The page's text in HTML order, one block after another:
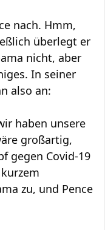
nach. Hmm,
überlegt er
nicht, aber
In seiner
also an:
haben unsere
großartig,
gegen Covid-19
zu, und Pence